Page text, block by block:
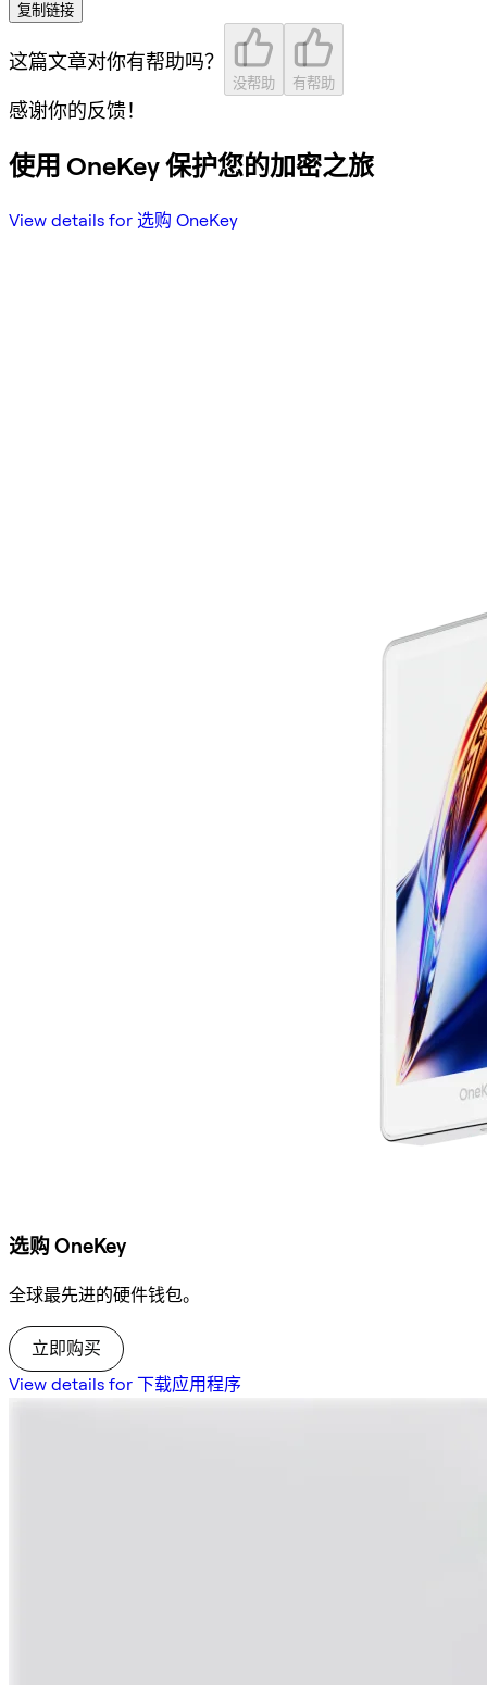
复制链接
这篇文章对你有帮助吗？
没帮助 有帮助
感谢你的反馈！
使用 OneKey 保护您的加密之旅
View details for 选购 OneKey
选购 OneKey
全球最先进的硬件钱包。
立即购买
View details for 下载应用程序